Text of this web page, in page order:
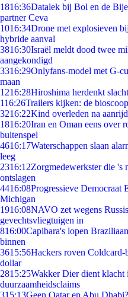
1816:36Datalek bij Bol en de
partner Ceva
1016:34Drone met explosieven
hybride aanval
3816:30Israël meldt dood twee
aangekondigd
3316:29Onlyfans-model met G-
maan
1216:28Hiroshima herdenkt
116:26Trailers kijken: de
3216:22Kind overleden na
1816:20Iran en Oman eens over
buitenspel
4616:17Waterschappen slaan
leeg
2316:12Zorgmedewerkster die 's
ontslagen
4416:08Progressieve
Michigan
1916:08NAVO zet wegens
gevechtsvliegtuigen in
816:00Capibara's lopen
binnen
3615:56Hackers roven
dollar
2815:25Wakker Dier dient klacht
duurzaamheidsclaims
315:13Geen Qatar en Abu